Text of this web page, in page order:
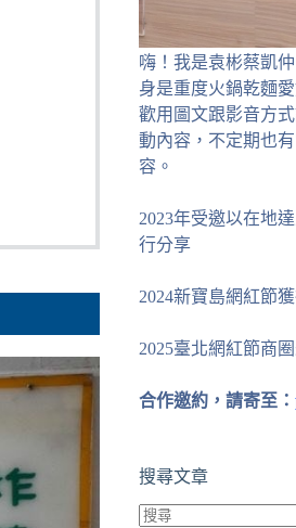
嗨！我是袁彬蔡凱
身是重度火鍋乾麵
歡用圖文跟影音方
動內容，不定期也
容。
2023年受邀以在地
行分享
2024新寶島網紅節
2025臺北網紅節商
合作邀約，請寄至：
搜尋文章